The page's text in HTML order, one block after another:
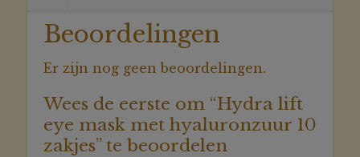
zakjes
aantal
Beoordelingen
Er zijn nog geen beoordelingen.
Wees de eerste om “Hydra lift
eye mask met hyaluronzuur 10
zakjes” te beoordelen